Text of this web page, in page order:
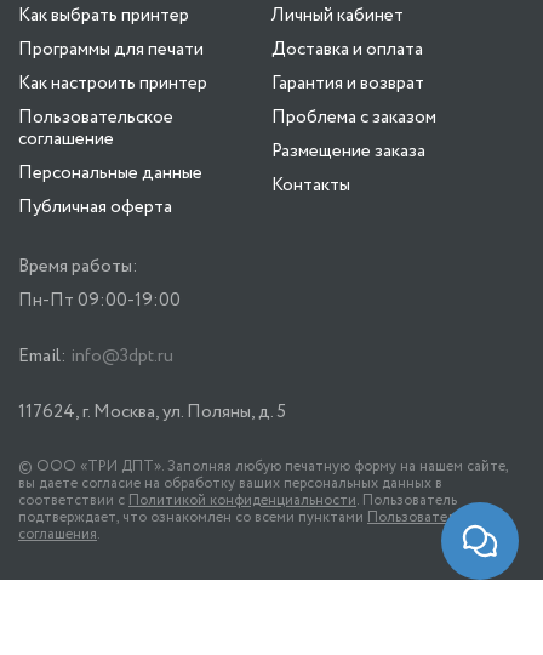
Как выбрать принтер
Программы для печати
Как настроить принтер
Пользовательское
соглашение
Персональные данные
Публичная оферта
Личный кабинет
Доставка и оплата
Гарантия и возврат
Проблема с заказом
Размещение заказа
Контакты
Время работы:
Пн-Пт 09:00-19:00
Email: info@3dpt.ru
117624, г. Москва, ул. Поляны, д. 5
© ООО «ТРИ ДПТ». Заполняя любую печатную форму на нашем сайте,
вы даете согласие на обработку ваших персональных данных в
соответствии с Политикой конфиденциальности. Пользователь
подтверждает, что ознакомлен со всеми пунктами Пользовательского
соглашения.